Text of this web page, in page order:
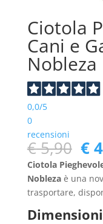
Ciotola
Cani e
Nobleza
0,0/5
0
recensioni
€5,90 Il
€
€
Ciotola
Noblezaè una
trasportare,